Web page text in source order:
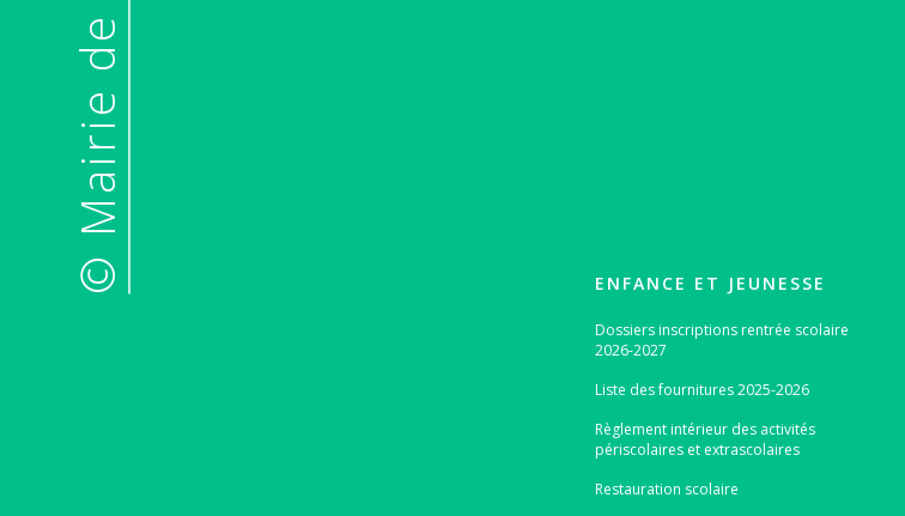
ENFANCE ET JEUNESSE
Dossiers inscriptions rentrée scolaire
2026-2027
Liste des fournitures 2025-2026
Règlement intérieur des activités
périscolaires et extrascolaires
Restauration scolaire